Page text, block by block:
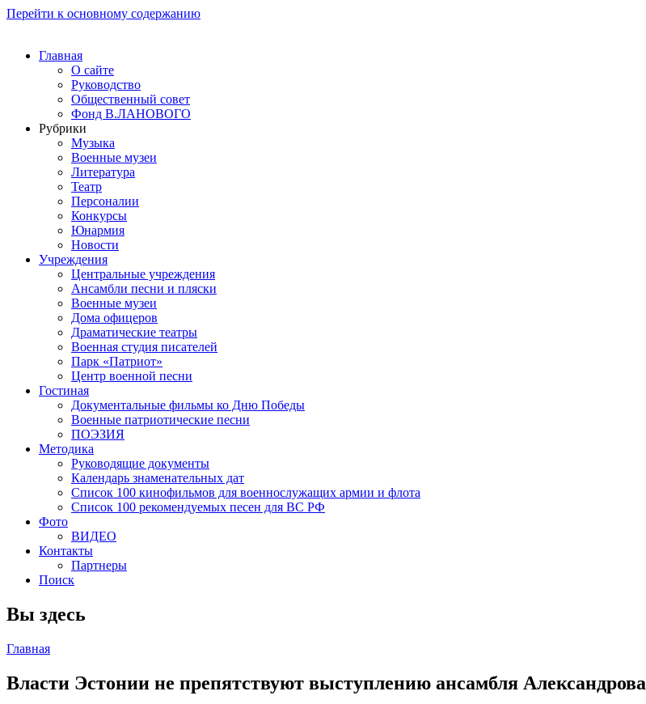
Перейти к основному содержанию
Главная
О сайте
Руководство
Общественный совет
Фонд В.ЛАНОВОГО
Рубрики
Музыка
Военные музеи
Литература
Театр
Персоналии
Конкурсы
Юнармия
Новости
Учреждения
Центральные учреждения
Ансамбли песни и пляски
Военные музеи
Дома офицеров
Драматические театры
Военная студия писателей
Парк «Патриот»
Центр военной песни
Гостиная
Документальные фильмы ко Дню Победы
Военные патриотические песни
ПОЭЗИЯ
Методика
Руководящие документы
Календарь знаменательных дат
Список 100 кинофильмов для военнослужащих армии и флота
Список 100 рекомендуемых песен для ВС РФ
Фото
ВИДЕО
Контакты
Партнеры
Поиск
Вы здесь
Главная
Власти Эстонии не препятствуют выступлению ансамбля Александрова